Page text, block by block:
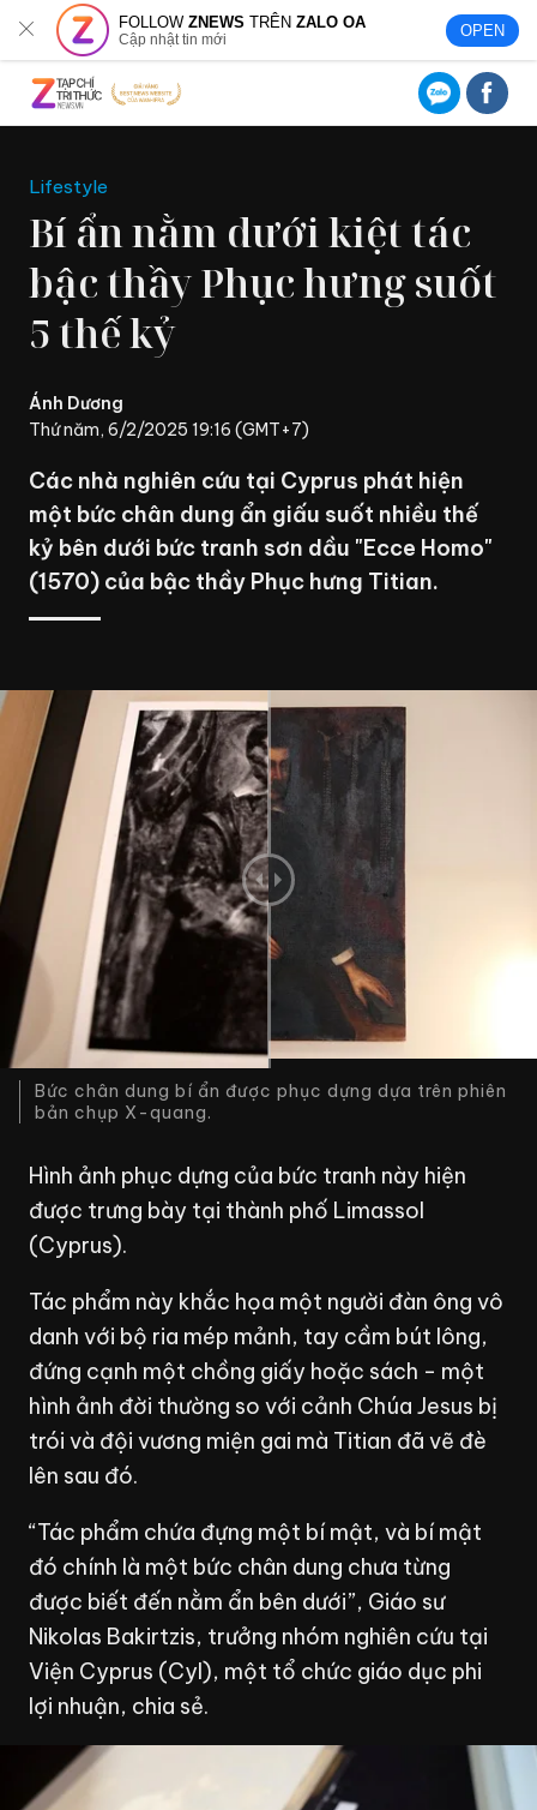
FOLLOWZNEWS TRÊNZALO OA
Cập nhật tin mới OPEN
Lifestyle
Bí ẩn nằm dưới kiệt tác
bậc thầy Phục hưng suốt
5 thế kỷ
Ánh Dương
Thứ năm, 6/2/2025 19:16 (GMT+7)
Các nhà nghiên cứu tại Cyprus phát hiện
một bức chân dung ẩn giấu suốt nhiều thế
kỷ bên dưới bức tranh sơn dầu "Ecce Homo"
(1570) của bậc thầy Phục hưng Titian.
bức c
Bức chân dung bí ẩn được phục dựng dựa trên phiên
bản chụp X-quang.
Hình ảnh phục dựng của bức tranh này hiện
được trưng bày tại thành phố Limassol
(Cyprus).
Tác phẩm này khắc họa một người đàn ông vô
danh với bộ ria mép mảnh, tay cầm bút lông,
đứng cạnh một chồng giấy hoặc sách - một
hình ảnh đời thường so với cảnh Chúa Jesus bị
trói và đội vương miện gai mà Titian đã vẽ đè
lên sau đó.
“Tác phẩm chứa đựng một bí mật, và bí mật
đó chính là một bức chân dung chưa từng
được biết đến nằm ẩn bên dưới”, Giáo sư
Nikolas Bakirtzis, trưởng nhóm nghiên cứu tại
Viện Cyprus (CyI), một tổ chức giáo dục phi
lợi nhuận, chia sẻ.